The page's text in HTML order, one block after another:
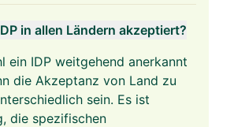
in allen Ländern akzeptiert?
ein IDP weitgehend anerkannt
die Akzeptanz von Land zu
sein. Es ist
die spezifischen